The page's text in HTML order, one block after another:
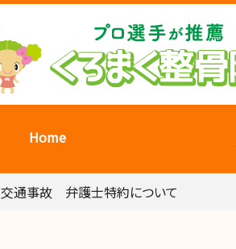
Home
交通事故 弁護士特約について